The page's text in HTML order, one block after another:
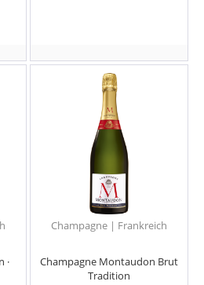
·
Champagne | Frankreich
Champagne Montaudon Brut
Tradition